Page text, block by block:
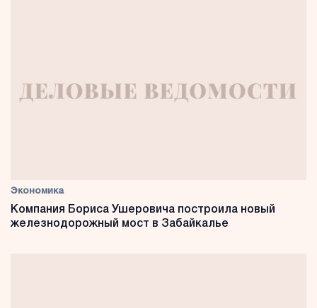
Экономика
Компания Бориса Ушеровича построила новый
железнодорожный мост в Забайкалье